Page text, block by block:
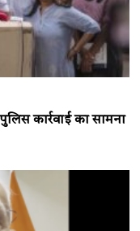
कार्रवाई का सामना